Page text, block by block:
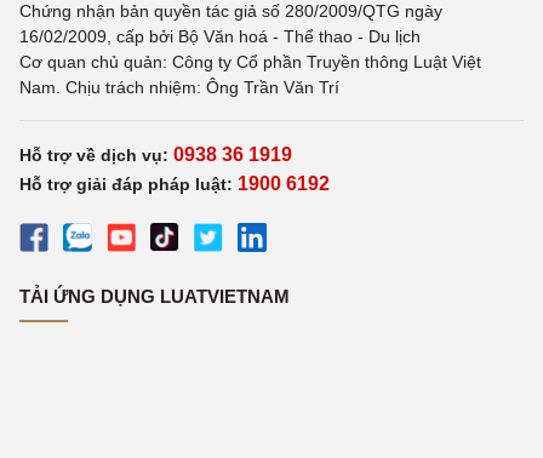
Chứng nhận bản quyền tác giả số 280/2009/QTG ngày
16/02/2009, cấp bởi Bộ Văn hoá - Thể thao - Du lịch
Cơ quan chủ quản: Công ty Cổ phần Truyền thông Luật Việt
Nam. Chịu trách nhiệm: Ông Trần Văn Trí
Hỗ trợ về dịch vụ: 0938 36 1919
Hỗ trợ giải đáp pháp luật: 1900 6192
TẢI ỨNG DỤNG LUATVIETNAM